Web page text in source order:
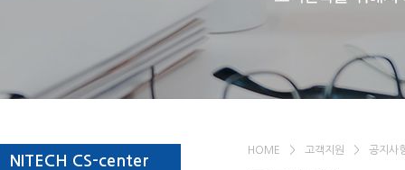
NITECH CS-center
HOME > 고객지원 > 공지사